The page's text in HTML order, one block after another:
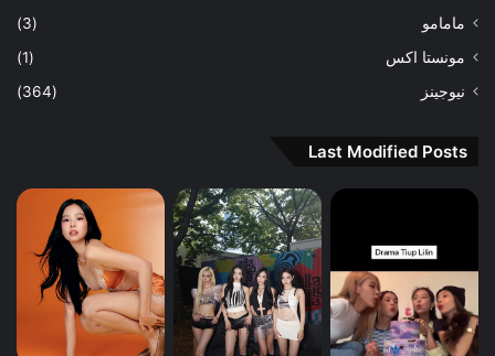
مامامو
(3)
مونستا اكس
(1)
نيوجينز
(364)
Last Modified Posts